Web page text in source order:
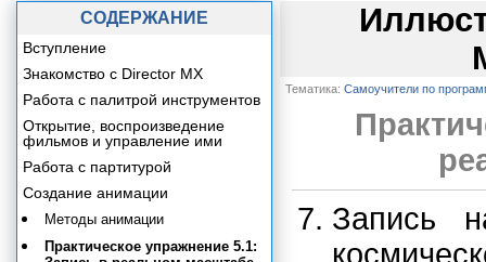
Тематика: Самоучители по
Запись
СОДЕРЖАНИЕ
Вступление
Знакомство с Director MX
Работа с палитрой инструментов
Открытие, воспроизведение
фильмов и управление ими
Работа с партитурой
Создание анимации
Методы анимации
Практическое упражнение 5.1: